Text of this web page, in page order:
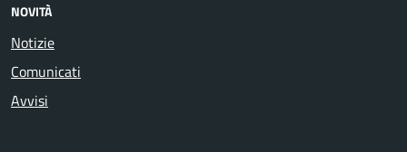
NOVITÀ
Notizie
Comunicati
Avvisi